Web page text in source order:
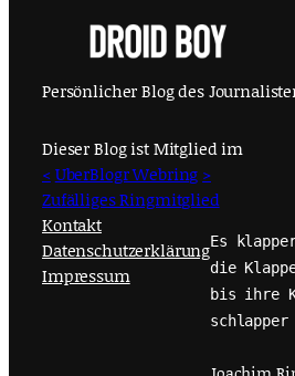
Persönlicher Blog des
Dieser Blog ist Mitglied im
< UberBlogr Webring >
Zufälliges Ringmitglied
Kontakt
Datenschutzerklärung
Impressum
Es
die
bis ihre